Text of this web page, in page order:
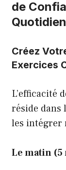
de
Créez
Exercices
L’efficacité
réside dans
les intégrer
Le matin (5